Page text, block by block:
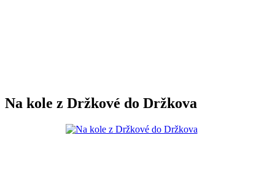
Na kole z Držkové do Držkova